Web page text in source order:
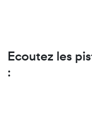
Ecoutez les
: